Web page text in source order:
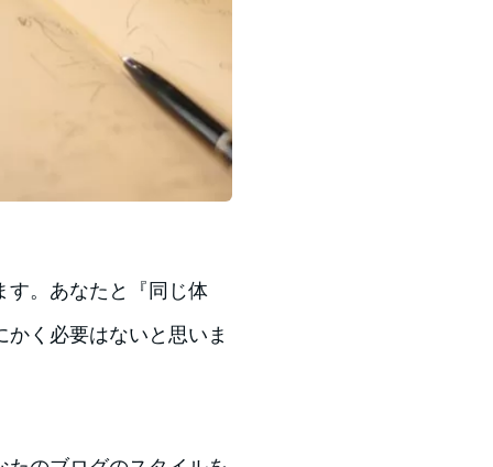
す。あなたと『同じ体
く必要はないと思いま